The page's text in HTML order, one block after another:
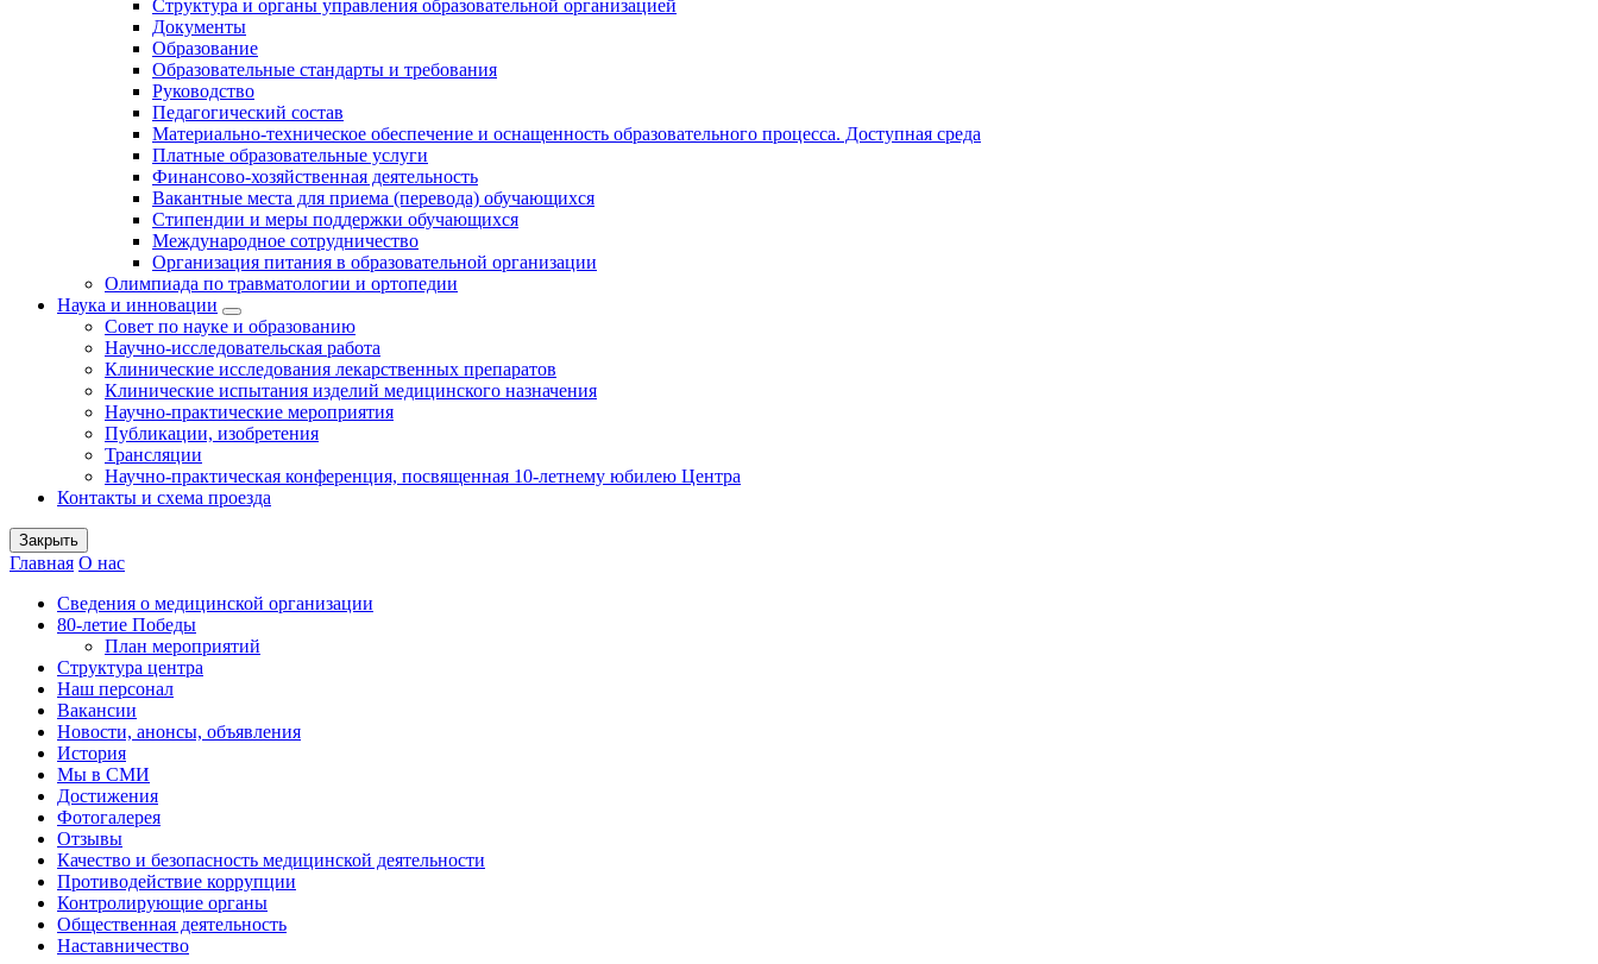
Структура и органы управления образовательной организацией
Документы
Образование
Образовательные стандарты и требования
Руководство
Педагогический состав
Материально-техническое обеспечение и оснащенность образовательного процесса. Доступная среда
Платные образовательные услуги
Финансово-хозяйственная деятельность
Вакантные места для приема (перевода) обучающихся
Стипендии и меры поддержки обучающихся
Международное сотрудничество
Организация питания в образовательной организации
Олимпиада по травматологии и ортопедии
Наука и инновации
Совет по науке и образованию
Научно-исследовательская работа
Клинические исследования лекарственных препаратов
Клинические испытания изделий медицинского назначения
Научно-практические мероприятия
Публикации, изобретения
Трансляции
Научно-практическая конференция, посвященная 10-летнему юбилею Центра
Контакты и схема проезда
Закрыть
Главная О нас
Сведения о медицинской организации
80-летие Победы
План мероприятий
Структура центра
Наш персонал
Вакансии
Новости, анонсы, объявления
История
Мы в СМИ
Достижения
Фотогалерея
Отзывы
Качество и безопасность медицинской деятельности
Противодействие коррупции
Контролирующие органы
Общественная деятельность
Наставничество